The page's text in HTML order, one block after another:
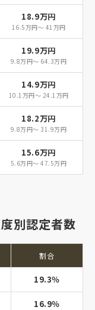
18.9万円
16.5万円～ 41万円
19.9万円
9.8万円～ 64.3万円
14.9万円
10.1万円～ 24.1万円
18.2万円
9.8万円～ 31.9万円
15.6万円
5.6万円～ 47.5万円
別認定者数
割合
19.3％
16.9％